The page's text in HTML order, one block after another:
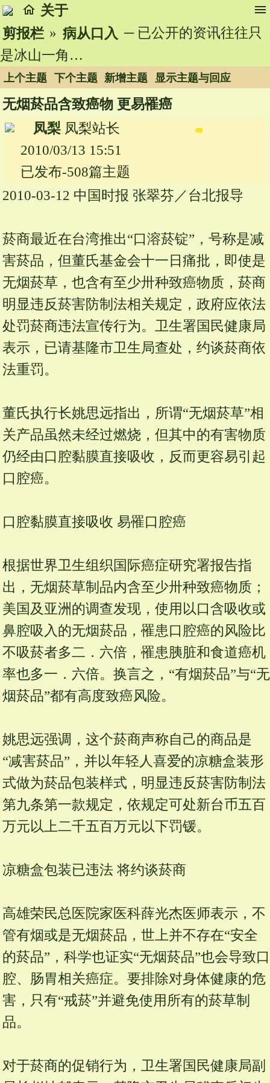
home 关于 menu
剪报栏 » 病从口入 ─ 已公开的资讯往往只
是冰山一角…
上个主题 下个主题 新增主题 显示主题与回应
无烟菸品含致癌物 更易罹癌
凤梨 凤梨站长
2010/03/13 15:51
已发布-508篇主题
2010-03-12 中国时报 张翠芬／台北报导
菸商最近在台湾推出“口溶菸锭”，号称是减
害菸品，但董氏基金会十一日痛批，即使是
无烟菸草，也含有至少卅种致癌物质，菸商
明显违反菸害防制法相关规定，政府应依法
处罚菸商违法宣传行为。卫生署国民健康局
表示，已请基隆市卫生局查处，约谈菸商依
法重罚。
董氏执行长姚思远指出，所谓“无烟菸草”相
关产品虽然未经过燃烧，但其中的有害物质
仍经由口腔黏膜直接吸收，反而更容易引起
口腔癌。
口腔黏膜直接吸收 易罹口腔癌
根据世界卫生组织国际癌症研究署报告指
出，无烟菸草制品内含至少卅种致癌物质；
美国及亚洲的调查发现，使用以口含吸收或
鼻腔吸入的无烟菸品，罹患口腔癌的风险比
不吸菸者多二．六倍，罹患胰脏和食道癌机
率也多一．六倍。换言之，“有烟菸品”与“无
烟菸品”都有高度致癌风险。
姚思远强调，这个菸商声称自己的商品是
“减害菸品”，并以年轻人喜爱的凉糖盒装形
式做为菸品包装样式，明显违反菸害防制法
第九条第一款规定，依规定可处新台币五百
万元以上二千五百万元以下罚锾。
凉糖盒包装已违法 将约谈菸商
高雄荣民总医院家医科薛光杰医师表示，不
管有烟或是无烟菸品，世上并不存在“安全
的菸品”，科学也证实“无烟菸品”也会导致口
腔、肠胃相关癌症。要排除对身体健康的危
害，只有“戒菸”并避免使用所有的菸草制
品。
对于菸商的促销行为，卫生署国民健康局副